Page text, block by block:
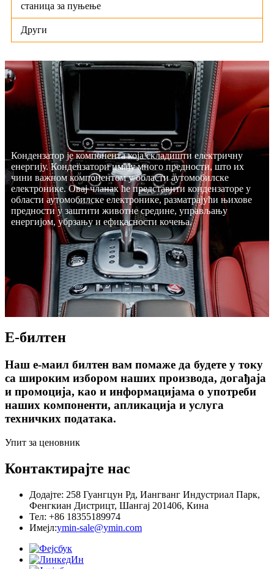
станица за пуњење
Други
Кондензатор је компонента која складишти електричну
енергију. Кондензатори имају много предности, што их
чини важном компонентом у области аутомобилске
електронике. Овај чланак ће представити кондензаторе у
области аутомобилске електронике, разматрајући њихове
предности у заштити животне средине, управљању
енергијом, убрзању и ефикасности кочења.
Е-билтен
Наш е-маил билтен вам помаже да будете у току
са широким избором наших производа, догађаја
и промоција, као и информацијама о употреби
наших компоненти, апликација и услуга
техничких података.
Упит за ценовник
Контактирајте нас
Додајте: 258 Гуангцун Рд, Иангванг Индустриал Парк,
Фенгкиан Дистрицт, Шангај 201406, Кина
Тел: +86 18355189974
Имејл:ymin-sale@ymin.com